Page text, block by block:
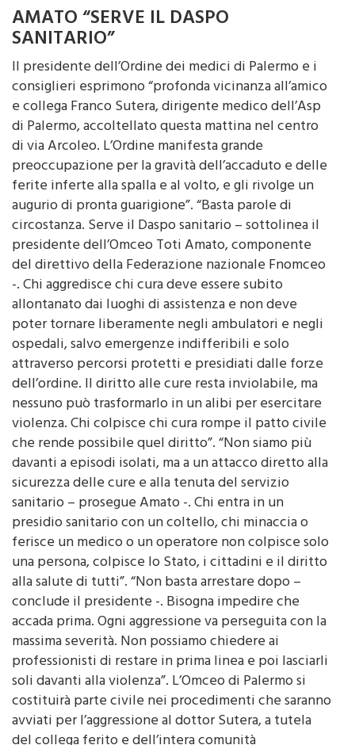
AMATO “SERVE IL DASPO
SANITARIO”
Il presidente dell’Ordine dei medici di Palermo e i
consiglieri esprimono “profonda vicinanza all’amico
e collega Franco Sutera, dirigente medico dell’Asp
di Palermo, accoltellato questa mattina nel centro
di via Arcoleo. L’Ordine manifesta grande
preoccupazione per la gravità dell’accaduto e delle
ferite inferte alla spalla e al volto, e gli rivolge un
augurio di pronta guarigione”. “Basta parole di
circostanza. Serve il Daspo sanitario – sottolinea il
presidente dell’Omceo Toti Amato, componente
del direttivo della Federazione nazionale Fnomceo
-. Chi aggredisce chi cura deve essere subito
allontanato dai luoghi di assistenza e non deve
poter tornare liberamente negli ambulatori e negli
ospedali, salvo emergenze indifferibili e solo
attraverso percorsi protetti e presidiati dalle forze
dell’ordine. Il diritto alle cure resta inviolabile, ma
nessuno può trasformarlo in un alibi per esercitare
violenza. Chi colpisce chi cura rompe il patto civile
che rende possibile quel diritto”. “Non siamo più
davanti a episodi isolati, ma a un attacco diretto alla
sicurezza delle cure e alla tenuta del servizio
sanitario – prosegue Amato -. Chi entra in un
presidio sanitario con un coltello, chi minaccia o
ferisce un medico o un operatore non colpisce solo
una persona, colpisce lo Stato, i cittadini e il diritto
alla salute di tutti”. “Non basta arrestare dopo –
conclude il presidente -. Bisogna impedire che
accada prima. Ogni aggressione va perseguita con la
massima severità. Non possiamo chiedere ai
professionisti di restare in prima linea e poi lasciarli
soli davanti alla violenza”. L’Omceo di Palermo si
costituirà parte civile nei procedimenti che saranno
avviati per l’aggressione al dottor Sutera, a tutela